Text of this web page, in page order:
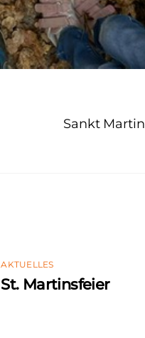
Sankt Martin
AKTUELLES
St. Martinsfeier